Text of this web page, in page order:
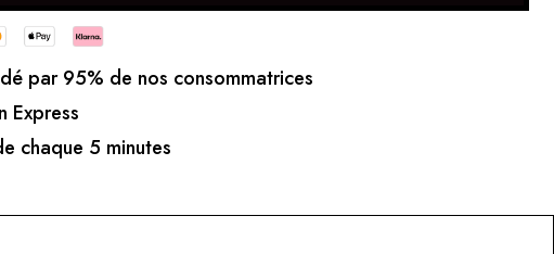
par 95% de nos consommatrices
Express
chaque 5 minutes